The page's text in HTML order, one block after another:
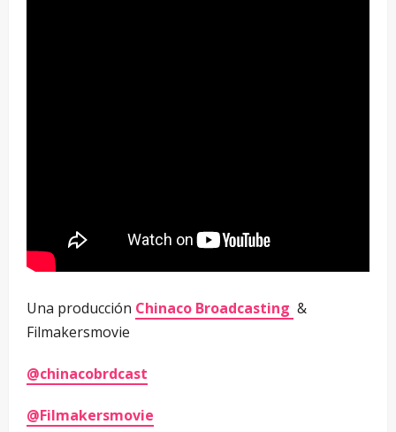
Una producción Chinaco Broadcasting &
Filmakersmovie
@chinacobrdcast
@Filmakersmovie